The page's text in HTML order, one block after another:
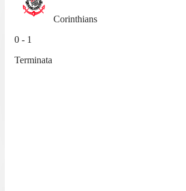
Corinthians
0 - 1
Terminata